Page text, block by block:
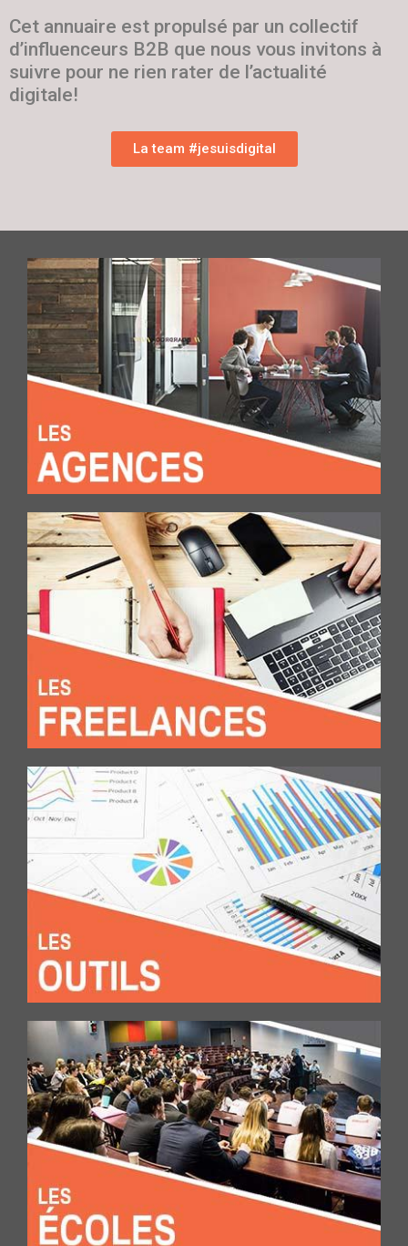
Cet annuaire est propulsé par un collectif
d’influenceurs B2B que nous vous invitons à
suivre pour ne rien rater de l’actualité
digitale!
La team #jesuisdigital